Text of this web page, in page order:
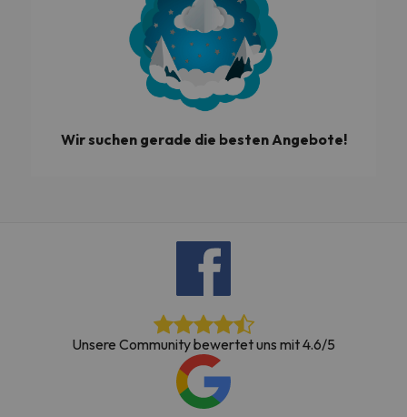
Wir suchen gerade die besten Angebote!
Unsere Community bewertet uns mit 4.6/5